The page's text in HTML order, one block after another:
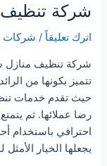
شركة
اترك تعليقاً / شركات
تتميز بكونها من
حيث تقدم خدمات
رضا عملائها. ثم
احترافي باستخدام
يجعلها الخيار